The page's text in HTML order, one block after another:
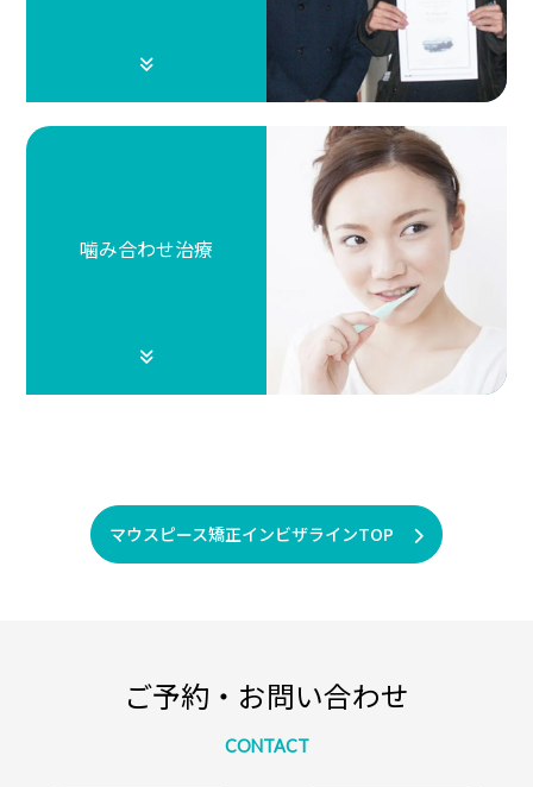
噛み合わせ治療
マウスピース矯正インビザラインTOP
ご予約・お問い合わせ
CONTACT